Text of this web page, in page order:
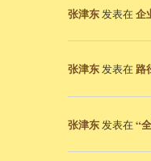
张津东发表在企
张津东发表在 路
张津东发表在“